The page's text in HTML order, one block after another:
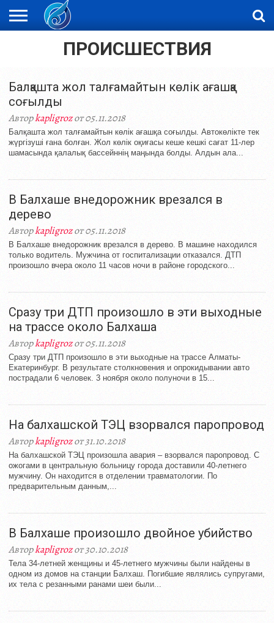
ЖАҢАЛЫҚТАР
ФОТОРЕПОРТАЖИПРОИСШЕСТВИЯ
Балқашта жол талғамайтын көлік ағашқа
соғылды
Авторkapligrozот 05.11.2018
Балқашта жол талғамайтын көлік ағашқа соғылды. Автокөлікте тек
жүргізуші ғана болған. Жол көлік оқиғасы кеше кешкі сағат 11-лер
шамасында қалалық бассейннің маңында болды. Алдын ала...
В Балхаше внедорожник врезался в
дерево
Авторkapligrozот 05.11.2018
В Балхаше внедорожник врезался в дерево. В машине находился
только водитель. Мужчина от госпитализации отказался. ДТП
произошло вчера около 11 часов ночи в районе городского...
Сразу три ДТП произошло в эти выходные
на трассе около Балхаша
Авторkapligrozот 05.11.2018
Сразу три ДТП произошло в эти выходные на трассе Алматы-
Екатеринбург. В результате столкновения и опрокидывании авто
пострадали 6 человек. 3 ноября около полуночи в 15...
На балхашской ТЭЦ взорвался паропровод
Авторkapligrozот 31.10.2018
На балхашской ТЭЦ произошла авария – взорвался паропровод. С
ожогами в центральную больницу города доставили 40-летнего
мужчину. Он находится в отделении травматологии. По
предварительным данным,...
В Балхаше произошло двойное убийство
Авторkapligrozот 30.10.2018
Тела 34-летней женщины и 45-летнего мужчины были найдены в
одном из домов на станции Балхаш. Погибшие являлись супругами,
их тела с резанными ранами шеи были...